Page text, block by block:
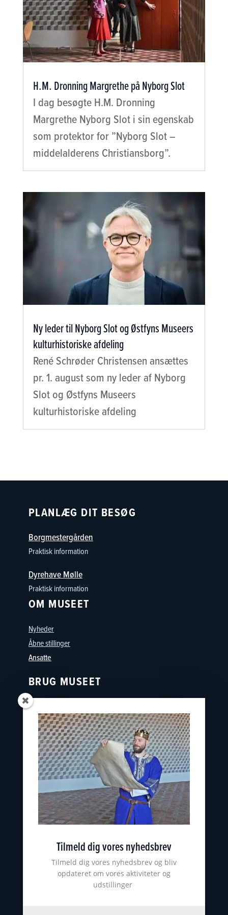
H.M. Dronning Margrethe på Nyborg Slot
I dag besøgte H.M. Dronning
Margrethe Nyborg Slot i sin egenskab
som protektor for ”Nyborg Slot –
middelalderens Christiansborg”.
Ny leder til Nyborg Slot og Østfyns Museers
kulturhistoriske afdeling
René Schrøder Christensen ansættes
pr. 1. august som ny leder af Nyborg
Slot og Østfyns Museers
kulturhistoriske afdeling
PLANLÆG DIT BESØG
Borgmestergården
Praktisk information
Dyrehave Mølle
Praktisk information
OM MUSEET
Nyheder
Åbne stillinger
Ansatte
BRUG MUSEET
Oplevelser
Skoler
Østfyns Museer
Nyborg Museumsforening
KONTAKT
nyborgslot@ostfynsmuseer.dk
+45 65 31 02 07
Slotsgade 34
CVR: 18101513
ØSTFYNS MUSEER
Johannes Larsen Museet
Tilmeld dig vores nyhedsbrev
Tilmeld dig vores nyhedsbrev og bliv
opdateret om vores aktiviteter og
udstillinger